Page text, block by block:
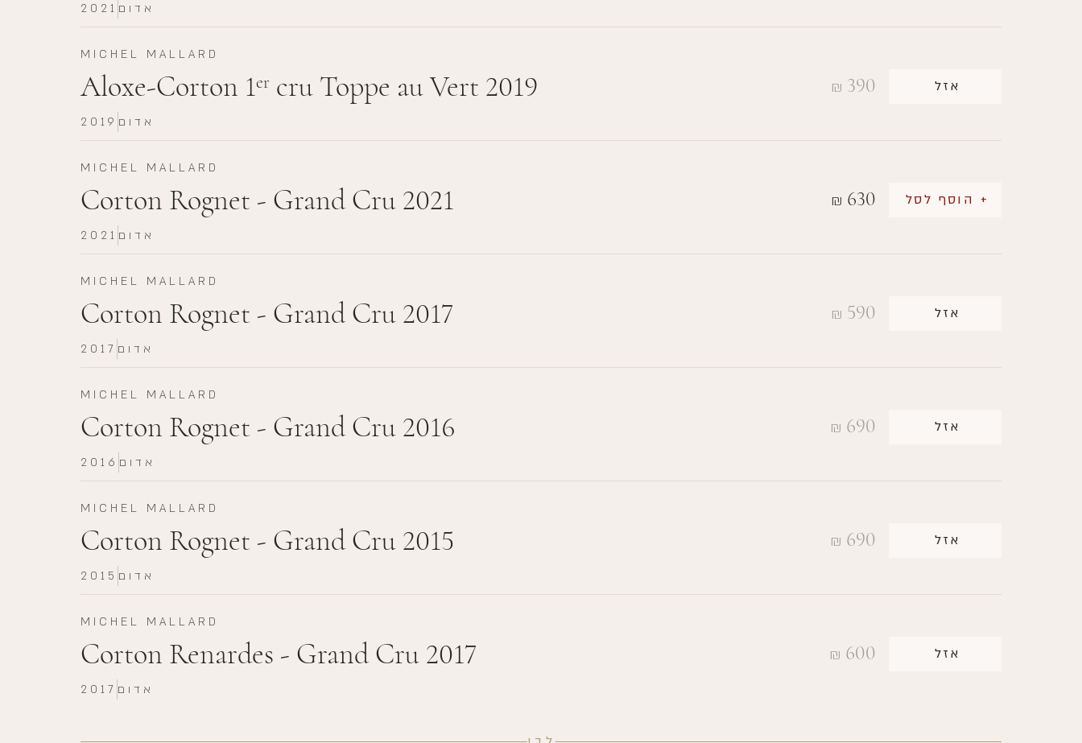
2021 אדום
MICHEL MALLARD
Aloxe-Corton 1er cru Toppe au Vert 2019 ₪ 390 אזל
2019 אדום
MICHEL MALLARD
Corton Rognet - Grand Cru 2021 ₪ 630 + הוסף לסל
2021 אדום
MICHEL MALLARD
Corton Rognet - Grand Cru 2017 ₪ 590 אזל
2017 אדום
MICHEL MALLARD
Corton Rognet - Grand Cru 2016 ₪ 690 אזל
2016 אדום
MICHEL MALLARD
Corton Rognet - Grand Cru 2015 ₪ 690 אזל
2015 אדום
MICHEL MALLARD
Corton Renardes - Grand Cru 2017 ₪ 600 אזל
2017 אדום